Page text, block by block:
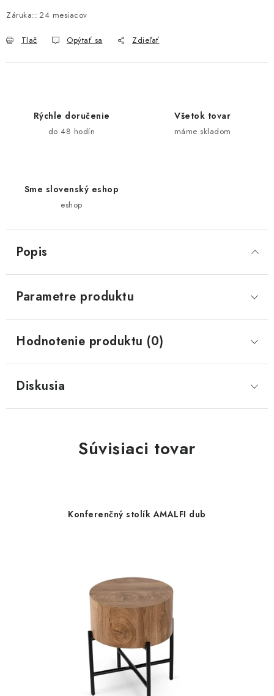
Záruka:: 24 mesiacov
Tlač Opýtať sa Zdieľať
Rýchle doručenie
do 48 hodín
Všetok tovar
máme skladom
Sme slovenský eshop
eshop
Popis
Parametre produktu
Hodnotenie produktu (0)
Diskusia
Súvisiaci tovar
Konferenčný stolík AMALFI dub